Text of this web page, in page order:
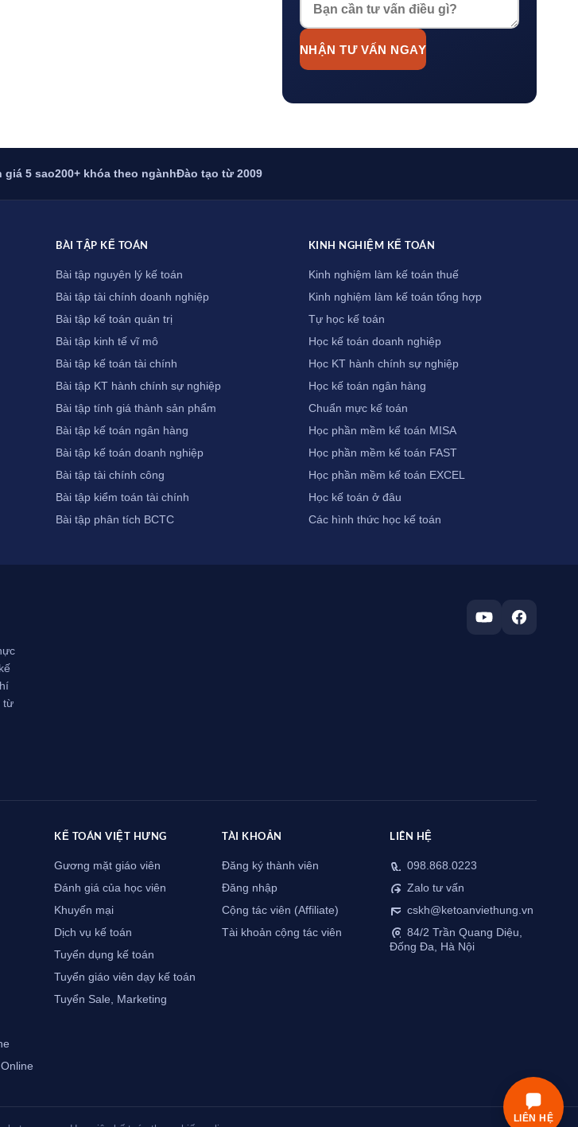
NHẬN TƯ VẤN NGAY
giá 5 sao200+ khóa theo ngànhĐào tạo từ 2009
BÀI TẬP KẾ TOÁN
Bài tập nguyên lý kế toán
Bài tập tài chính doanh nghiệp
Bài tập kế toán quản trị
Bài tập kinh tế vĩ mô
Bài tập kế toán tài chính
Bài tập KT hành chính sự nghiệp
Bài tập tính giá thành sản phẩm
Bài tập kế toán ngân hàng
Bài tập kế toán doanh nghiệp
Bài tập tài chính công
Bài tập kiểm toán tài chính
Bài tập phân tích BCTC
KINH NGHIỆM KẾ TOÁN
Kinh nghiệm làm kế toán thuế
Kinh nghiệm làm kế toán tổng hợp
Tự học kế toán
Học kế toán doanh nghiệp
Học KT hành chính sự nghiệp
Học kế toán ngân hàng
Chuẩn mực kế toán
Học phần mềm kế toán MISA
Học phần mềm kế toán FAST
Học phần mềm kế toán EXCEL
Học kế toán ở đâu
Các hình thức học kế toán
từ
KẾ TOÁN VIỆT HƯNG
Gương mặt giáo viên
Đánh giá của học viên
Khuyến mại
Dịch vụ kế toán
Tuyển dụng kế toán
Tuyển giáo viên dạy kế toán
Tuyển Sale, Marketing
TÀI KHOẢN
Đăng ký thành viên
Đăng nhập
Cộng tác viên (Affiliate)
Tài khoản cộng tác viên
LIÊN HỆ
098.868.0223
Zalo tư vấn
cskh@ketoanviethung.vn
84/2 Trần Quang Diệu,
Đống Đa, Hà Nội
LIÊN HỆ